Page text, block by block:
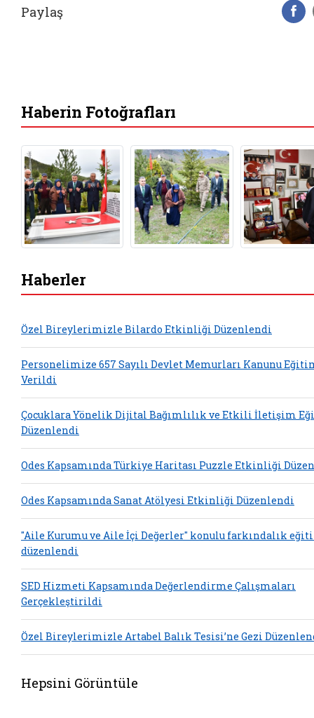
Paylaş
Haberin Fotoğrafları
Haberler
Özel Bireylerimizle Bilardo Etkinliği Düzenlendi
Personelimize 657 Sayılı Devlet Memurları Kanunu
Verildi
Çocuklara Yönelik Dijital Bağımlılık ve Etkili İletişim
Düzenlendi
Odes Kapsamında Türkiye Haritası Puzzle Etkinliği
Odes Kapsamında Sanat Atölyesi Etkinliği Düzenlendi
"Aile Kurumu ve Aile İçi Değerler" konulu farkındalık
düzenlendi
SED Hizmeti Kapsamında Değerlendirme Çalışmaları
Gerçekleştirildi
Özel Bireylerimizle Artabel Balık Tesisi’ne Gezi
Hepsini Görüntüle